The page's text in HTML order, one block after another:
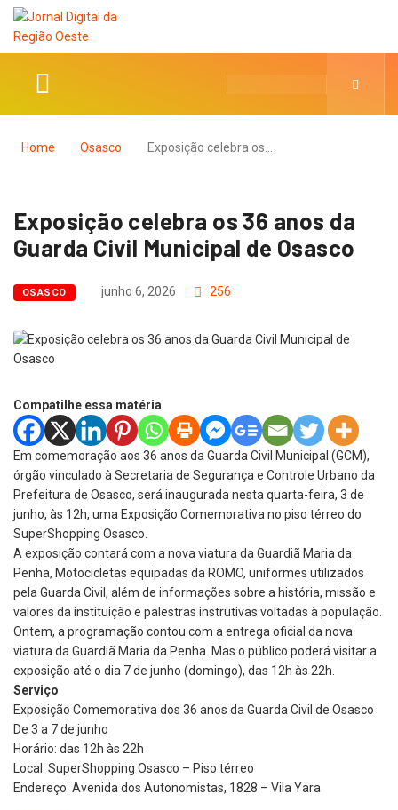
Home Osasco Exposição celebra os…
Exposição celebra os 36 anos da
Guarda Civil Municipal de Osasco
OSASCO junho 6, 2026 256
Compatilhe essa matéria
Em comemoração aos 36 anos da Guarda Civil Municipal (GCM),
órgão vinculado à Secretaria de Segurança e Controle Urbano da
Prefeitura de Osasco, será inaugurada nesta quarta-feira, 3 de
junho, às 12h, uma Exposição Comemorativa no piso térreo do
SuperShopping Osasco.
A exposição contará com a nova viatura da Guardiã Maria da
Penha, Motocicletas equipadas da ROMO, uniformes utilizados
pela Guarda Civil, além de informações sobre a história, missão e
valores da instituição e palestras instrutivas voltadas à população.
Ontem, a programação contou com a entrega oficial da nova
viatura da Guardiã Maria da Penha. Mas o público poderá visitar a
exposição até o dia 7 de junho (domingo), das 12h às 22h.
Serviço
Exposição Comemorativa dos 36 anos da Guarda Civil de Osasco
De 3 a 7 de junho
Horário: das 12h às 22h
Local: SuperShopping Osasco – Piso térreo
Endereço: Avenida dos Autonomistas, 1828 – Vila Yara